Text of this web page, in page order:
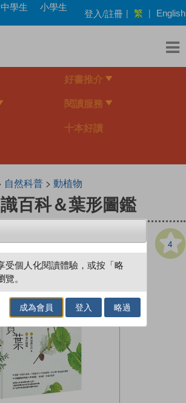
中學生
小學生
登入/註冊 | 繁 | English
好書推介
閱讀服務
十本好讀
自然科普> 動植物
百科＆葉形圖鑑
4
受個人化閱讀體驗，或按「略
。
成為會員 登入 略過